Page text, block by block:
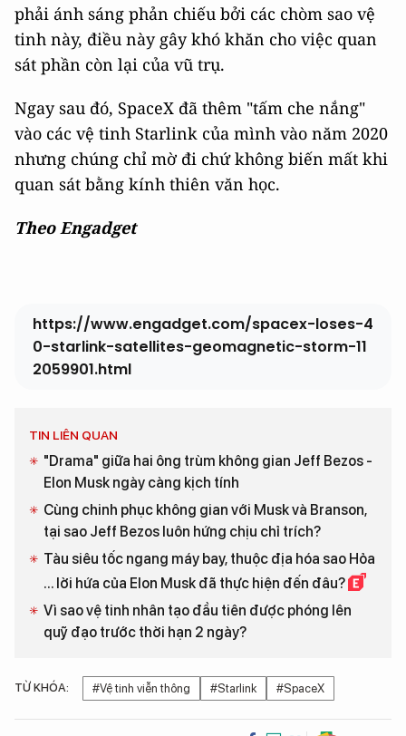
phải ánh sáng phản chiếu bởi các chòm sao vệ
tinh này, điều này gây khó khăn cho việc quan
sát phần còn lại của vũ trụ.
Ngay sau đó, SpaceX đã thêm "tấm che nắng"
vào các vệ tinh Starlink của mình vào năm 2020
nhưng chúng chỉ mờ đi chứ không biến mất khi
quan sát bằng kính thiên văn học.
Theo Engadget
https://www.engadget.com/spacex-loses-4
0-starlink-satellites-geomagnetic-storm-11
2059901.html
TIN LIÊN QUAN
"Drama" giữa hai ông trùm không gian Jeff Bezos -
Elon Musk ngày càng kịch tính
Cùng chinh phục không gian với Musk và Branson,
tại sao Jeff Bezos luôn hứng chịu chỉ trích?
Tàu siêu tốc ngang máy bay, thuộc địa hóa sao Hỏa
... lời hứa của Elon Musk đã thực hiện đến đâu?
Vì sao vệ tinh nhân tạo đầu tiên được phóng lên
quỹ đạo trước thời hạn 2 ngày?
TỪ KHÓA: #Vệ tinh viễn thông #Starlink #SpaceX